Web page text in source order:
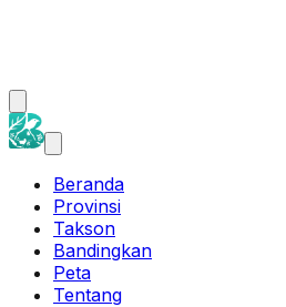
Beranda
Provinsi
Takson
Bandingkan
Peta
Tentang